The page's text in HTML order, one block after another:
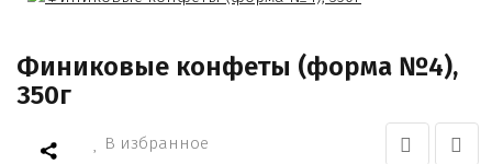
Финиковые конфеты (форма №4),
350г
В избранное